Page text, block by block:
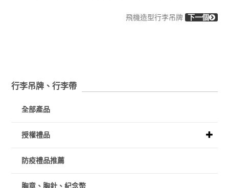
飛機造型行李吊牌 下一個
行李吊牌、行李帶
全部產品
授權禮品
防疫禮品推薦
胸章、胸針、紀念幣